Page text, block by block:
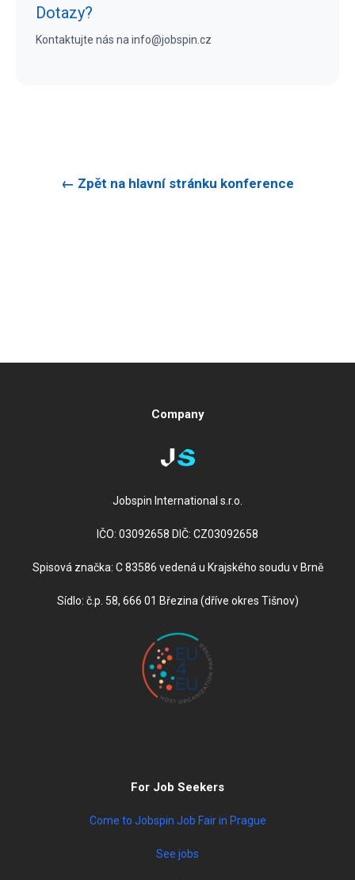
Dotazy?
Kontaktujte nás na info@jobspin.cz
← Zpět na hlavní stránku konference
Company
Jobspin International s.r.o.
IČO: 03092658 DIČ: CZ03092658
Spisová značka: C 83586 vedená u Krajského soudu v Brně
Sídlo: č.p. 58, 666 01 Březina (dříve okres Tišnov)
For Job Seekers
Come to Jobspin Job Fair in Prague
See jobs